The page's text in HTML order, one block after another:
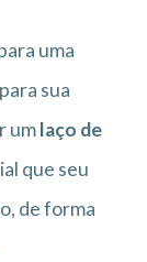
uma
sua
umlaço de
que seu
de forma